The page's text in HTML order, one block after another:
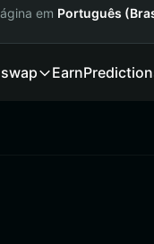
em Português
Earn